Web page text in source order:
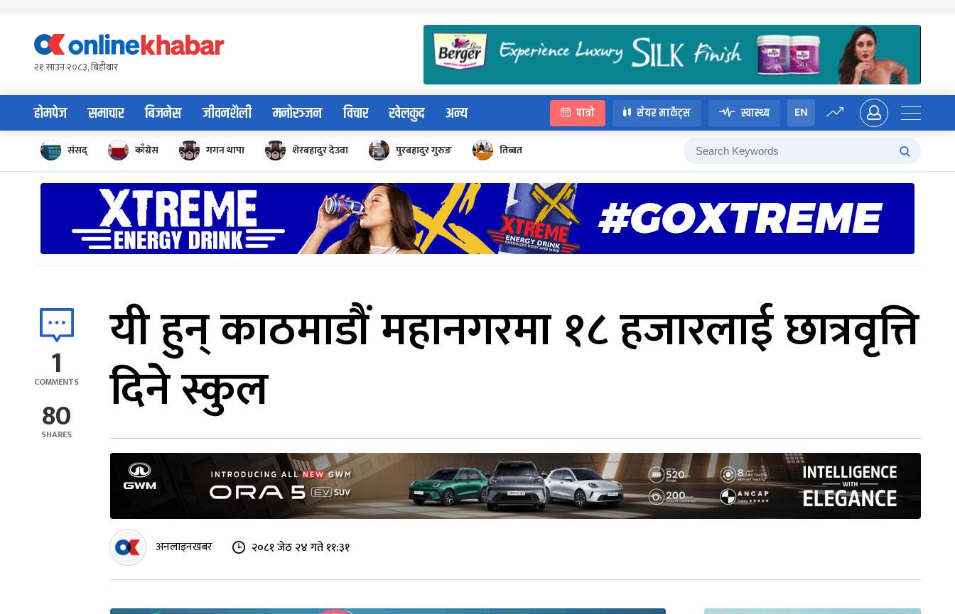
content२१ साउन २०८३, बिहीबार
होमपेज समाचार बिजनेस जीवनशैली मनोरञ्जन विचार खेलकुद अन्य पात्रो सेयर मार्केट्स स्वास्थ्य EN
संसद् काँग्रेस गगन थापा शेरबहादुर देउवा पुरबहादुर गुरुङ तिब्बत
1
COMMENTS
80
SHARES
यी हुन् काठमाडौं महानगरमा १८ हजारलाई छात्रवृत्ति
दिने स्कुल
अनलाइनखबर २०८१ जेठ २४ गते ११:३१